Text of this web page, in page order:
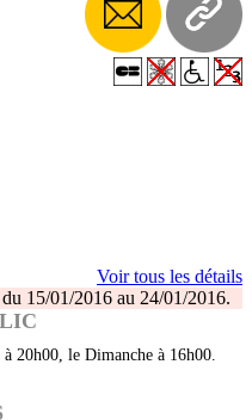
Voir tous les détails
15/01/2016 au 24/01/2016.
20h00, le Dimanche à 16h00.